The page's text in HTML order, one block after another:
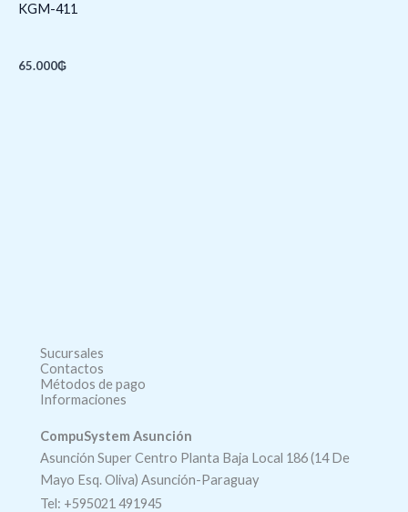
KGM-411
65.000₲
Sucursales
Contactos
Métodos de pago
Informaciones
CompuSystem Asunción
Asunción Super Centro Planta Baja Local 186 (14 De
Mayo Esq. Oliva) Asunción-Paraguay
Tel: +595021 491945